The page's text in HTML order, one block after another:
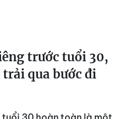
trước tuổi 30,
qua bước đi